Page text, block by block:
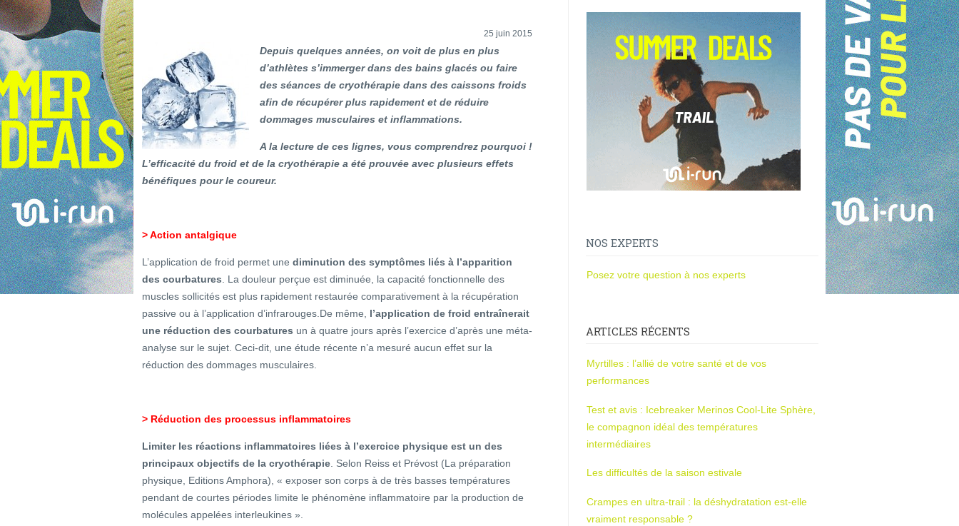
25 juin 2015
Depuis quelques années, on voit de plus en plus
d’athlètes s’immerger dans des bains glacés ou faire
des séances de cryothérapie dans des caissons froids
afin de récupérer plus rapidement et de réduire
dommages musculaires et inflammations.
A la lecture de ces lignes, vous comprendrez pourquoi !
L’efficacité du froid et de la cryothérapie a été prouvée avec plusieurs effets
bénéfiques pour le coureur.
> Action antalgique
L’application de froid permet une diminution des symptômes liés à l’apparition
des courbatures . La douleur perçue est diminuée, la capacité fonctionnelle des
muscles sollicités est plus rapidement restaurée comparativement à la récupération
passive ou à l’application d’infrarouges.De même, l’application de froid entraînerait
une réduction des courbatures un à quatre jours après l’exercice d’après une méta-
analyse sur le sujet. Ceci-dit, une étude récente n’a mesuré aucun effet sur la
réduction des dommages musculaires.
> Réduction des processus inflammatoires
Limiter les réactions inflammatoires liées à l’exercice physique est un des
principaux objectifs de la cryothérapie . Selon Reiss et Prévost (La préparation
physique, Editions Amphora), « exposer son corps à de très basses températures
pendant de courtes périodes limite le phénomène inflammatoire par la production de
molécules appelées interleukines ».
NOS EXPERTS
Posez votre question à nos experts
ARTICLES RÉCENTS
Myrtilles : l’allié de votre santé et de vos
performances
Test et avis : Icebreaker Merinos Cool-Lite Sphère,
le compagnon idéal des températures
intermédiaires
Les difficultés de la saison estivale
Crampes en ultra-trail : la déshydratation est-elle
vraiment responsable ?